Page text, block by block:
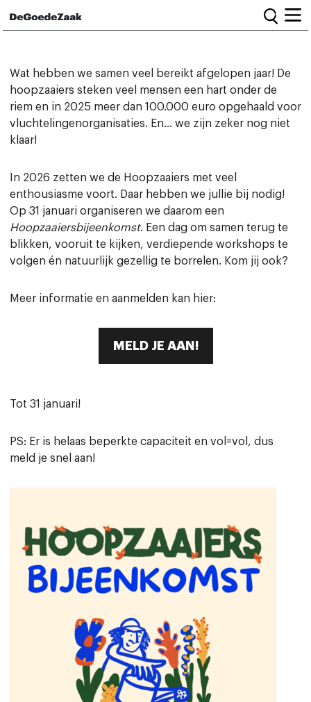
Alle campagnes
Burgercampagnes
Toolkit voor petitiestarters
Start petitie
Nieuws
Wat we doen
Het team
Vacatures
Wat hebben we samen veel bereikt afgelopen jaar! De
hoopzaaiers steken veel mensen een hart onder de
riem en in 2025 meer dan 100.000 euro opgehaald voor
vluchtelingenorganisaties. En… we zijn zeker nog niet
klaar!
In 2026 zetten we de Hoopzaaiers met veel
enthousiasme voort. Daar hebben we jullie bij nodig!
Op 31 januari organiseren we daarom een
Hoopzaaiersbijeenkomst. Een dag om samen terug te
blikken, vooruit te kijken, verdiepende workshops te
volgen én natuurlijk gezellig te borrelen. Kom jij ook?
Meer informatie en aanmelden kan hier:
MELD JE AAN!
Tot 31 januari!
PS: Er is helaas beperkte capaciteit en vol=vol, dus
meld je snel aan!